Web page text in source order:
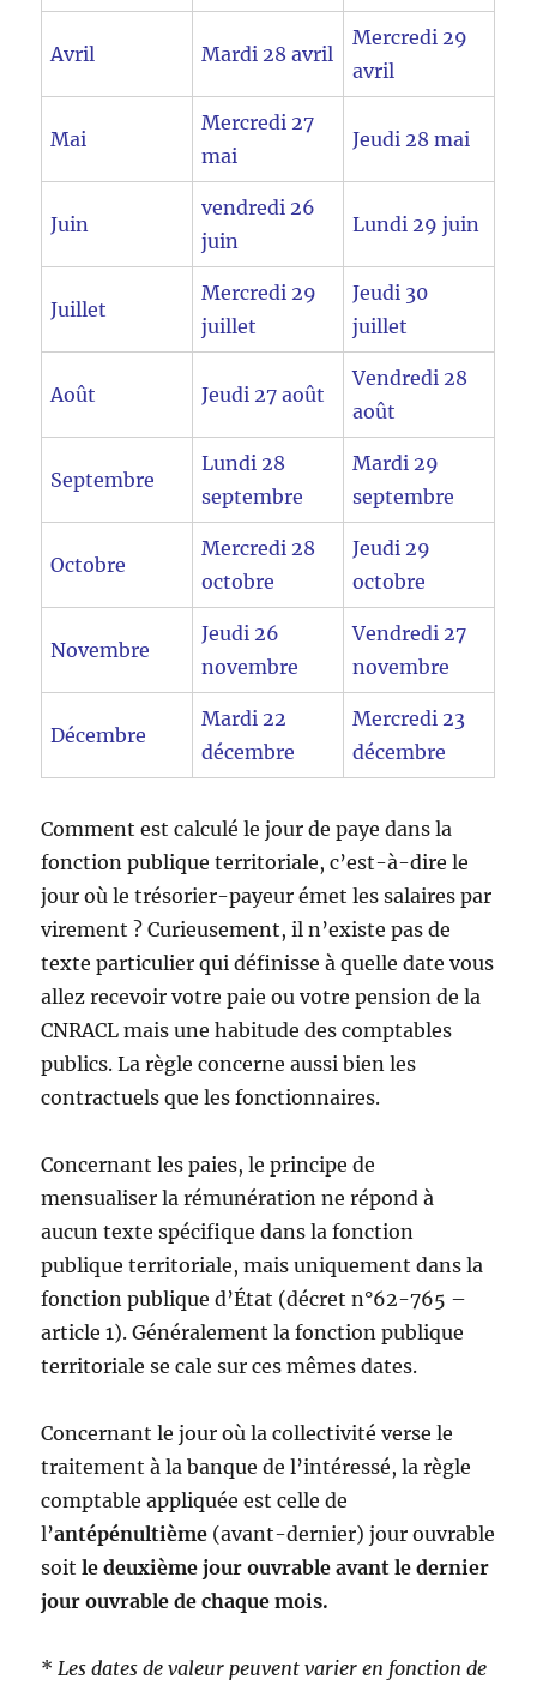
Avril Mardi 28 avril
Mercredi 29
avril
Mai
Mercredi 27
mai
Jeudi 28 mai
Juin
vendredi 26
juin
Lundi 29 juin
Juillet
Mercredi 29
juillet
Jeudi 30
juillet
Août Jeudi 27 août
Vendredi 28
août
Septembre
Lundi 28
septembre
Mardi 29
septembre
Octobre
Mercredi 28
octobre
Jeudi 29
octobre
Novembre
Jeudi 26
novembre
Vendredi 27
novembre
Décembre
Mardi 22
décembre
Mercredi 23
décembre
Comment est calculé le jour de paye dans la
fonction publique territoriale, c’est-à-dire le
jour où le trésorier-payeur émet les salaires par
virement ? Curieusement, il n’existe pas de
texte particulier qui définisse à quelle date vous
allez recevoir votre paie ou votre pension de la
CNRACL mais une habitude des comptables
publics. La règle concerne aussi bien les
contractuels que les fonctionnaires.
Concernant les paies, le principe de
mensualiser la rémunération ne répond à
aucun texte spécifique dans la fonction
publique territoriale, mais uniquement dans la
fonction publique d’État (décret n°62-765 –
article 1). Généralement la fonction publique
territoriale se cale sur ces mêmes dates.
Concernant le jour où la collectivité verse le
traitement à la banque de l’intéressé, la règle
comptable appliquée est celle de
l’antépénultième (avant-dernier) jour ouvrable
soitle deuxième jour ouvrable avant le dernier
jour ouvrable de chaque mois.
*Les dates de valeur peuvent varier en fonction de